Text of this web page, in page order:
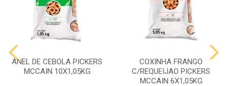
ANEL DE CEBOLA PICKERS
MCCAIN 10X1,05KG
COXINHA FRANGO
C/REQUEIJAO PICKERS
MCCAIN 6X1,05KG